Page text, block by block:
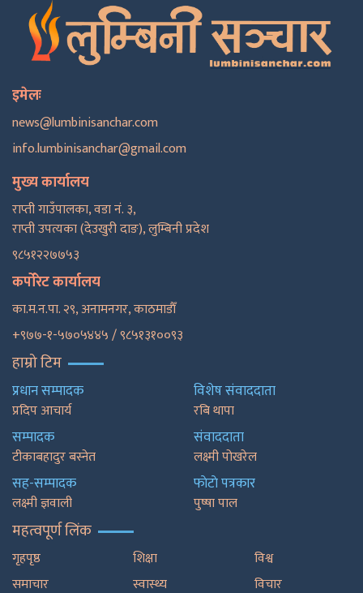
इमेलः
news@lumbinisanchar.com
info.lumbinisanchar@gmail.com
मुख्य कार्यालय
राप्ती गाउँपालका, वडा नं. ३,
राप्ती उपत्यका (देउखुरी दाङ), लुम्बिनी प्रदेश
९८५१२२७७५३
कर्पोरेट कार्यालय
का.म.न.पा. २९, अनामनगर, काठमाडाैँ
+९७७-१-५७०५४४५ / ९८५१३१००९३
हाम्रो टिम
प्रधान सम्पादक
प्रदिप आचार्य
सम्पादक
टीकाबहादुर बस्नेत
सह-सम्पादक
लक्ष्मी ज्ञवाली
विशेष संवाददाता
रबि थापा
संवाददाता
लक्ष्मी पोखरेल
फाेटाे पत्रकार
पुष्षा पाल
महत्वपूर्ण लिंक
गृहपृष्ठ
समाचार
शिक्षा
स्वास्थ्य
विश्व
विचार